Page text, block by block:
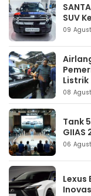
SUV
09
Listrik
08
Tank
GIIAS
06
Lexus